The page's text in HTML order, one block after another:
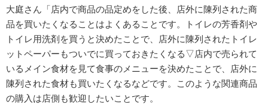
大庭さん「店内で商品の品定めをした後、店外に陳列された商
品を買いたくなることはよくあることです。トイレの芳香剤や
トイレ用洗剤を買うと決めたことで、店外に陳列されたトイレ
ットペーパーもついでに買っておきたくなる▽店内で売られて
いるメイン食材を見て食事のメニューを決めたことで、店外に
陳列された食材も買いたくなるなどです。このような関連商品
の購入は店側も歓迎したいことです。